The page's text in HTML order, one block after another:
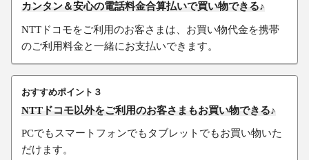
カンタン＆安心の電話料金合算払いで買い物できる♪
NTTドコモをご利用のお客さまは、お買い物代金を携帯
のご利用料金と一緒にお支払いできます。
おすすめポイント３
NTTドコモ以外をご利用のお客さまもお買い物できる♪
PCでもスマートフォンでもタブレットでもお買い物いた
だけます。